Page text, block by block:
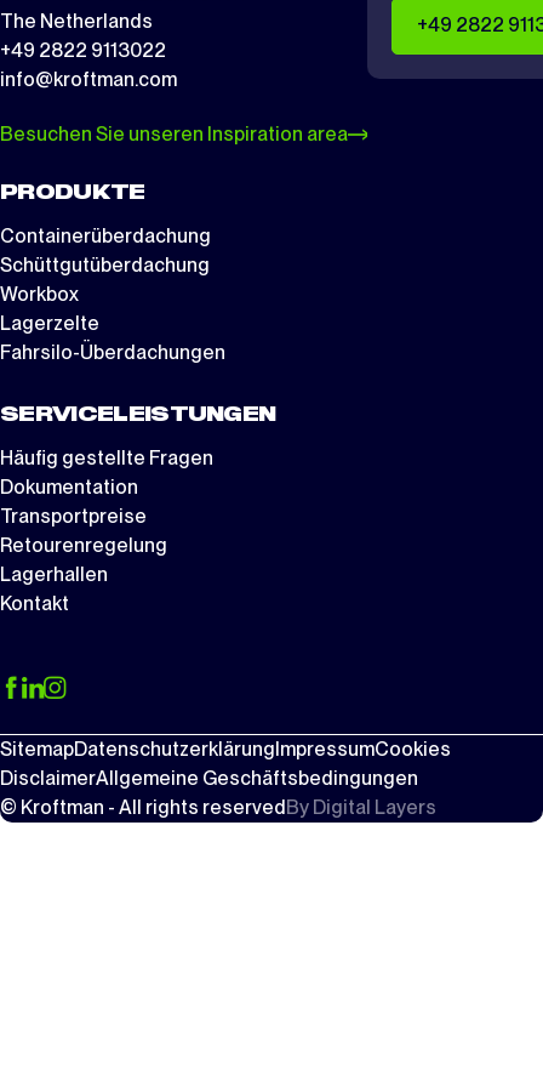
The Netherlands
+49 2822 9113022
info@kroftman.com
Besuchen Sie unseren Inspiration area
PRODUKTE
Containerüberdachung
Schüttgutüberdachung
Workbox
Lagerzelte
Fahrsilo-Überdachungen
SERVICELEISTUNGEN
Häufig gestellte Fragen
Dokumentation
Transportpreise
Retourenregelung
Lagerhallen
Kontakt
+49 2822
SitemapDatenschutzerklärungImpressumCookies
DisclaimerAllgemeine Geschäftsbedingungen
© Kroftman - All rights reservedBy Digital Layers